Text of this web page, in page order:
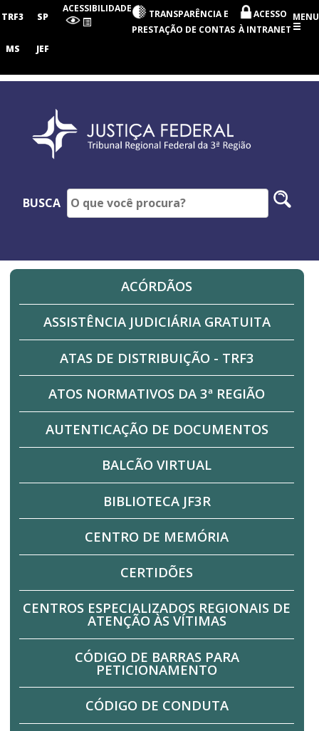
Regional
3ª
TRF3 SP
MS JEF
ACESSIBILIDADE
TRANSPARÊNCIA E
PRESTAÇÃO DE CONTAS
ACESSO
À INTRANET
MENU
BUSCA
ACÓRDÃOS
ASSISTÊNCIA JUDICIÁRIA GRATUITA
ATAS DE DISTRIBUIÇÃO - TRF3
ATOS NORMATIVOS DA 3ª REGIÃO
AUTENTICAÇÃO DE DOCUMENTOS
BALCÃO VIRTUAL
BIBLIOTECA JF3R
CENTRO DE MEMÓRIA
CERTIDÕES
CENTROS ESPECIALIZADOS REGIONAIS DE
ATENÇÃO ÀS VÍTIMAS
CÓDIGO DE BARRAS PARA
PETICIONAMENTO
CÓDIGO DE CONDUTA